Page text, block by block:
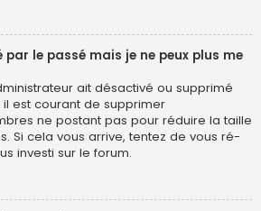
par le passé mais je ne peux plus me
ait désactivé ou supprimé
est courant de supprimer
ne postant pas pour réduire la taille
Si cela vous arrive, tentez de vous ré-
investi sur le forum.